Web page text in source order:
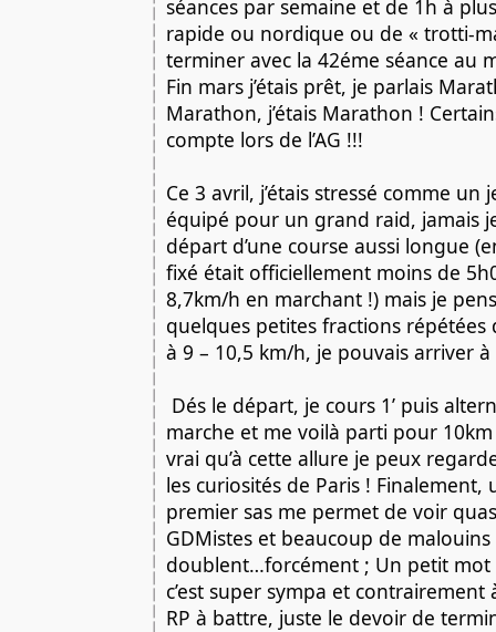
séances par semaine et de 1h à
rapide ou nordique ou de « trotti-
terminer avec la 42éme séance au
Fin mars j’étais prêt, je parlais
Marathon, j’étais Marathon !
compte lors de l’AG !!!
Ce 3 avril, j’étais stressé comme un
équipé pour un grand raid, jamais
départ d’une course aussi longue
fixé était officiellement moins de
8,7km/h en marchant !) mais je
quelques petites fractions
à 9 – 10,5 km/h, je pouvais arriver à
marche et me voilà parti pour 10km
vrai qu’à cette allure je peux
les curiosités de Paris ! Finalement,
premier sas me permet de voir
GDMistes et beaucoup de
doublent…forcément ; Un petit mot
c’est super sympa et contrairement
RP à battre, juste le devoir de